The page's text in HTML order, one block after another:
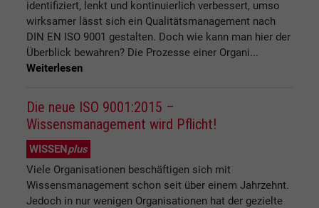
identifiziert, lenkt und kontinuierlich verbessert, umso
wirksamer lässt sich ein Qualitätsmanagement nach
DIN EN ISO 9001 gestalten. Doch wie kann man hier der
Überblick bewahren? Die Prozesse einer Organi...
Weiterlesen
Die neue ISO 9001:2015 –
Wissensmanagement wird Pflicht!
WISSENplus
Viele Organisationen beschäftigen sich mit
Wissensmanagement schon seit über einem Jahrzehnt.
Jedoch in nur wenigen Organisationen hat der gezielte